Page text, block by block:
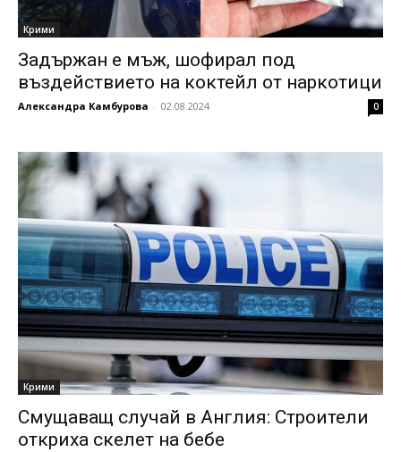
Крими
Задържан е мъж, шофирал под
въздействието на коктейл от наркотици
Александра Камбурова - 02.08.2024 0
Крими
Смущаващ случай в Англия: Строители
откриха скелет на бебе